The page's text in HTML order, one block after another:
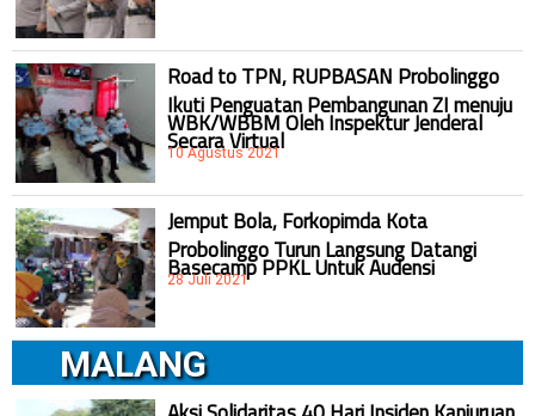
Road to TPN, RUPBASAN Probolinggo
Ikuti Penguatan Pembangunan ZI menuju
WBK/WBBM Oleh Inspektur Jenderal
Secara Virtual
10 Agustus 2021
Jemput Bola, Forkopimda Kota
Probolinggo Turun Langsung Datangi
Basecamp PPKL Untuk Audensi
28 Juli 2021
MALANG